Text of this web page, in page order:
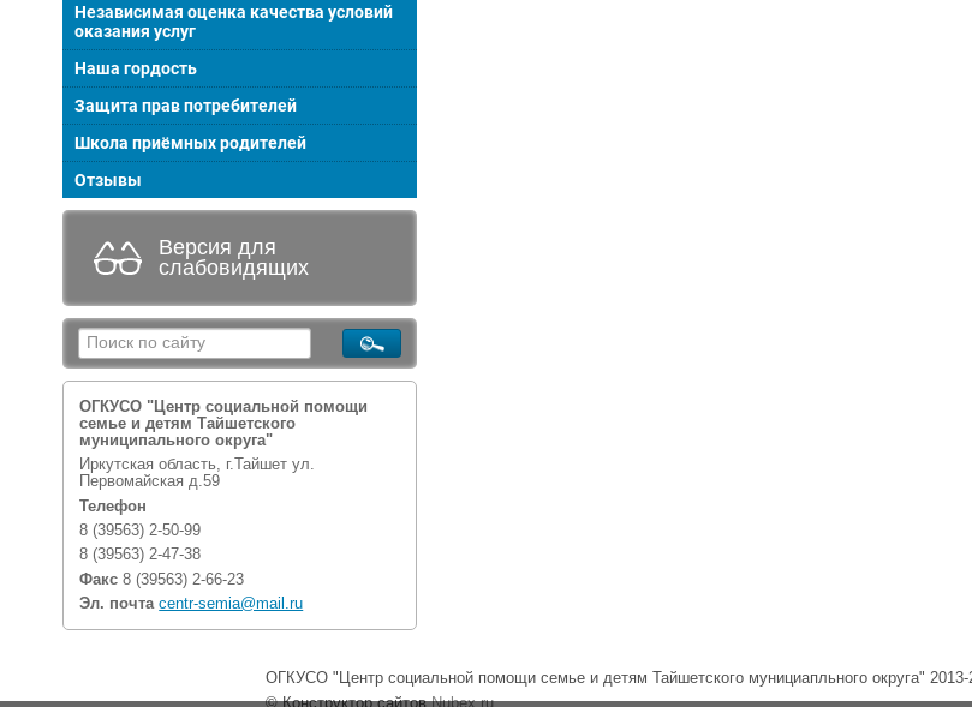
Независимая оценка качества условий
оказания услуг
Наша гордость
Защита прав потребителей
Школа приёмных родителей
Отзывы
Версия для
слабовидящих
ОГКУСО "Центр социальной помощи
семье и детям Тайшетского
муниципального округа"
Иркутская область, г.Тайшет ул.
Первомайская д.59
Телефон
8 (39563) 2-50-99
8 (39563) 2-47-38
Факс 8 (39563) 2-66-23
Эл. почта centr-semia@mail.ru
ОГКУСО "Центр социальной помощи семье и детям Тайшетского мунициапльного округа"